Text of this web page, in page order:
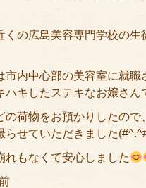
くの広島美容専門学校の
市内中心部の美容室に就職
ハキしたステキなお嬢さん
の荷物をお預かりしたの
らせていただきました
れもなくて安心しました
出発